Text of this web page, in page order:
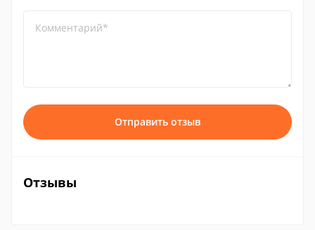
Комментарий*
Отправить отзыв
Отзывы